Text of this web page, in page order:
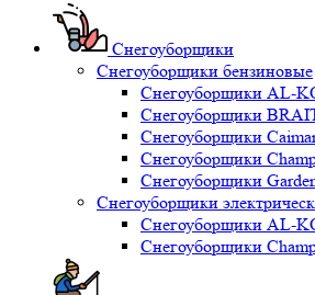
Снегоуборщики
Снегоуборщики бензиновые
Снегоуборщики AL-
Снегоуборщики
Снегоуборщики
Снегоуборщики
Снегоуборщики
Снегоуборщики
Снегоуборщики AL-
Снегоуборщики